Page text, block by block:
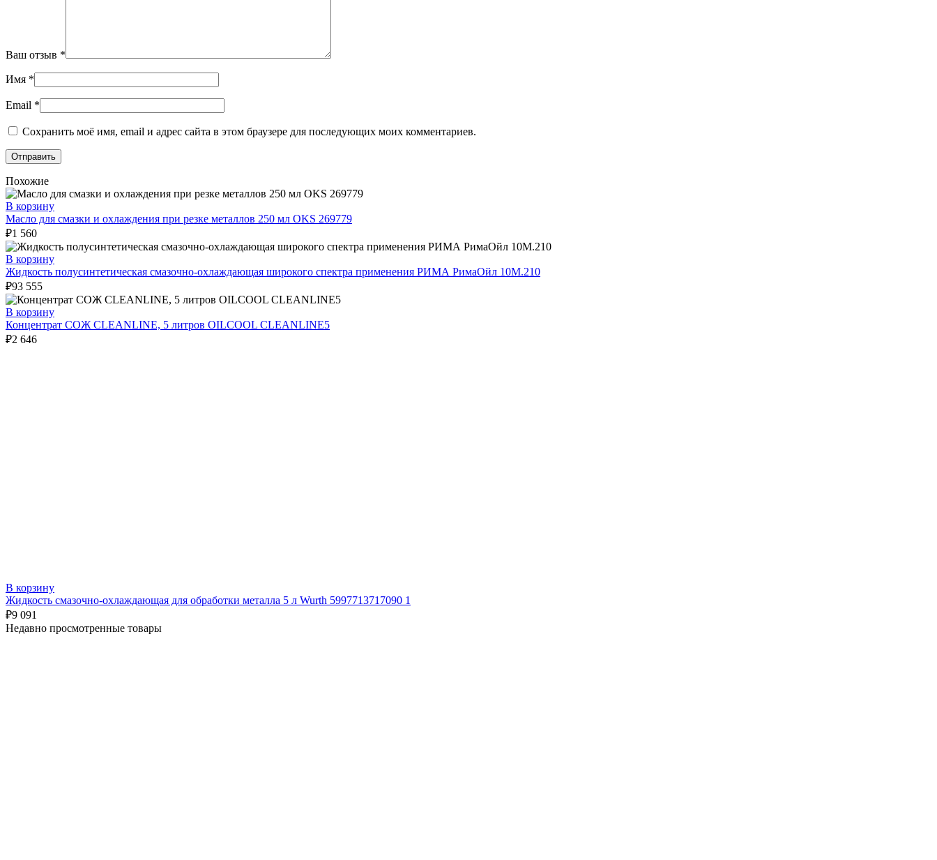
Ваш отзыв *
Имя *
Email *
Сохранить моё имя, email и адрес сайта в этом браузере для последующих моих комментариев.
Похожие
В корзину
Масло для смазки и охлаждения при резке металлов 250 мл OKS 269779
₽1 560
В корзину
Жидкость полусинтетическая смазочно-охлаждающая широкого спектра применения РИМА РимаОйл 10М.210
₽93 555
В корзину
Концентрат СОЖ CLEANLINE, 5 литров OILCOOL CLEANLINE5
₽2 646
В корзину
Жидкость смазочно-охлаждающая для обработки металла 5 л Wurth 5997713717090 1
₽9 091
Недавно просмотренные товары